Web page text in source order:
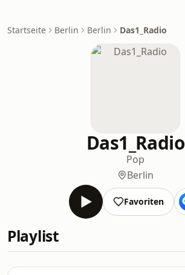
Startseite Berlin Berlin Das1_Radio
Das1_Radio
Pop
Berlin
Favoriten
Playlist